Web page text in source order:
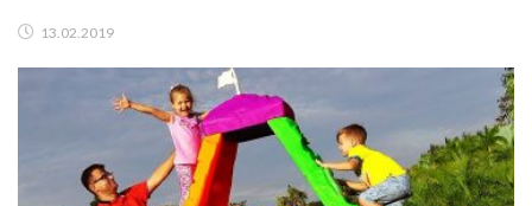
13.02.2019